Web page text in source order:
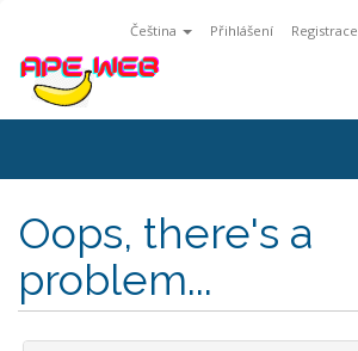
Čeština Přihlášení Registrace
Oops, there's a
problem...